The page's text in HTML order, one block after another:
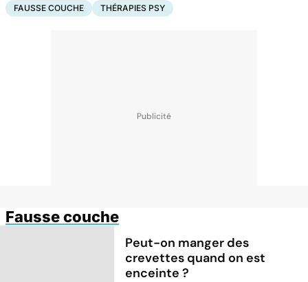
FAUSSE COUCHE THÉRAPIES PSY
Fausse couche
Peut-on manger des
crevettes quand on est
enceinte ?